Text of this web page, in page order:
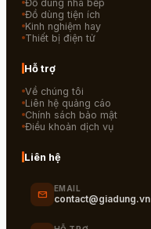
Đồ dùng nhà bếp
Đồ dùng tiện ích
Kinh nghiệm hay
Thiết bị điện tử
Hỗ trợ
Về chúng tôi
Liên hệ quảng cáo
Chính sách bảo mật
Điều khoản dịch vụ
Liên hệ
mail EMAIL
contact@giadung.vn